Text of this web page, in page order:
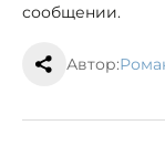
сообщении.
Автор: